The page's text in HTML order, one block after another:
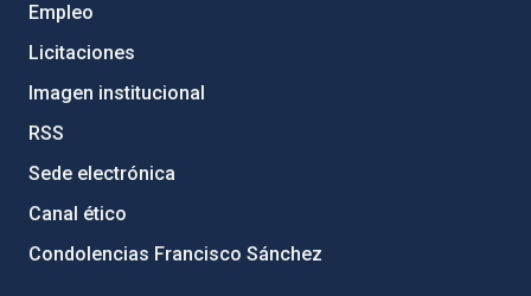
Empleo
Licitaciones
Imagen institucional
RSS
Sede electrónica
Canal ético
Condolencias Francisco Sánchez